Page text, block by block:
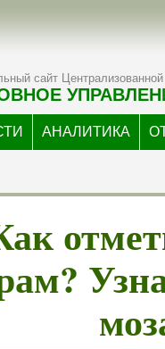
сайт Централизованной
АНАЛИТИКА